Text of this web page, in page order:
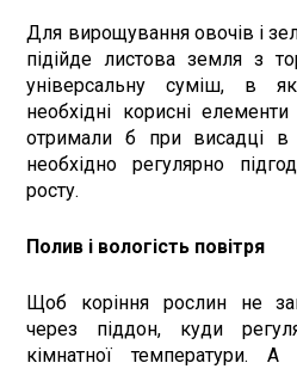
Для вирощування овочів і
підійде листова земля з
універсальну суміш, в
необхідні корисні
отримали б при висадці в
необхідно регулярно
росту.
Полив і вологість повітря
Щоб коріння рослин не
через піддон, куди
кімнатної